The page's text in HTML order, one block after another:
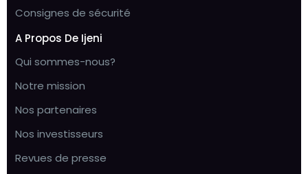
Consignes de sécurité
A Propos De Ijeni
Qui sommes-nous?
Notre mission
Nos partenaires
Nos investisseurs
Revues de presse